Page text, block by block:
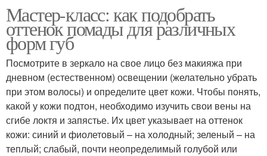
Мастер-класс: как подобрать
оттенок помады для различных
форм губ
Посмотрите в зеркало на свое лицо без макияжа при
дневном (естественном) освещении (желательно убрать
при этом волосы) и определите цвет кожи. Чтобы понять,
какой у кожи подтон, необходимо изучить свои вены на
сгибе локтя и запястье. Их цвет указывает на оттенок
кожи: синий и фиолетовый – на холодный; зеленый – на
теплый; слабый, почти неопределимый голубой или